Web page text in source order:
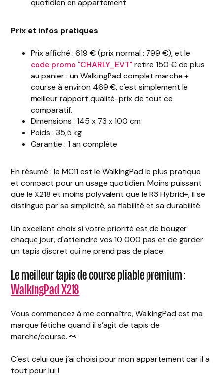
quotidien en appartement
Prix et infos pratiques
Prix affiché : 619 € (prix normal : 799 €), et le
code promo "CHARLY_EVT"retire 150 € de plus
au panier : un WalkingPad complet marche +
course à environ 469 €, c'est simplement le
meilleur rapport qualité-prix de tout ce
comparatif.
Dimensions : 145 x 73 x 100 cm
Poids : 35,5 kg
Garantie : 1 an complète
En résumé : le MC11 est le WalkingPad le plus pratique
et compact pour un usage quotidien. Moins puissant
que le X218 et moins polyvalent que le R3 Hybrid+, il se
distingue par sa simplicité, sa fiabilité et sa durabilité.
Un excellent choix si votre priorité est de bouger
chaque jour, d'atteindre vos 10 000 pas et de garder
un tapis discret qui ne prend pas de place.
Le meilleur tapis de course pliable premium :
WalkingPad X218
Vous commencez à me connaître, WalkingPad est ma
marque fétiche quand il s’agit de tapis de
marche/course. 👀
C’est celui que j’ai choisi pour mon appartement car il a
tout pour lui !